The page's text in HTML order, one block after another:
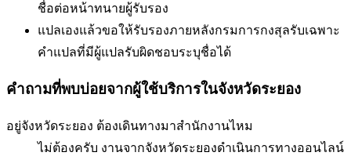
ชื่อต่อหน้าทนายผู้รับรอง
แปลเองแล้วขอให้รับรองภายหลังกรมการกงสุลรับเฉพาะ
คำแปลที่มีผู้แปลรับผิดชอบระบุชื่อได้
คำถามที่พบบ่อยจากผู้ใช้บริการในจังหวัดระยอง
อยู่จังหวัดระยอง ต้องเดินทางมาสำนักงานไหม
ไม่ต้องครับ งานจากจังหวัดระยองดำเนินการทางออนไลน์